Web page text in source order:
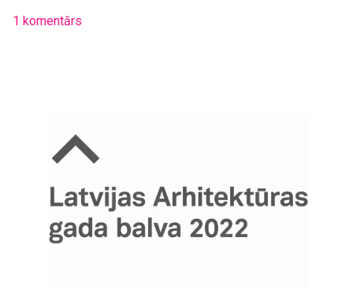
1 komentārs